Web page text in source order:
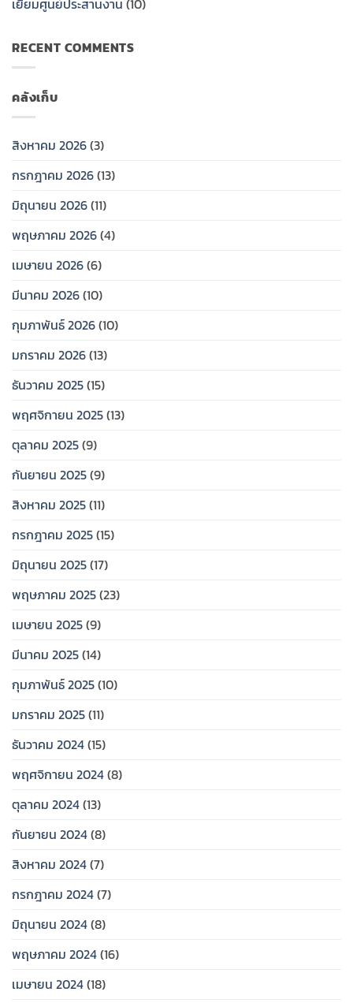
ป้าย
ครอบครัว
ที่
เยี่ยมศูนย์ประสานงาน (10)
RECENT COMMENTS
คลังเก็บ
สิงหาคม 2026(3)
กรกฎาคม 2026(13)
มิถุนายน 2026(11)
พฤษภาคม 2026(4)
เมษายน 2026(6)
มีนาคม 2026(10)
กุมภาพันธ์ 2026(10)
มกราคม 2026(13)
ธันวาคม 2025(15)
พฤศจิกายน 2025(13)
ตุลาคม 2025(9)
กันยายน 2025(9)
สิงหาคม 2025(11)
กรกฎาคม 2025(15)
มิถุนายน 2025(17)
พฤษภาคม 2025(23)
เมษายน 2025(9)
มีนาคม 2025(14)
กุมภาพันธ์ 2025(10)
มกราคม 2025(11)
ธันวาคม 2024(15)
พฤศจิกายน 2024(8)
ตุลาคม 2024(13)
กันยายน 2024(8)
สิงหาคม 2024(7)
กรกฎาคม 2024(7)
มิถุนายน 2024(8)
พฤษภาคม 2024(16)
เมษายน 2024(18)